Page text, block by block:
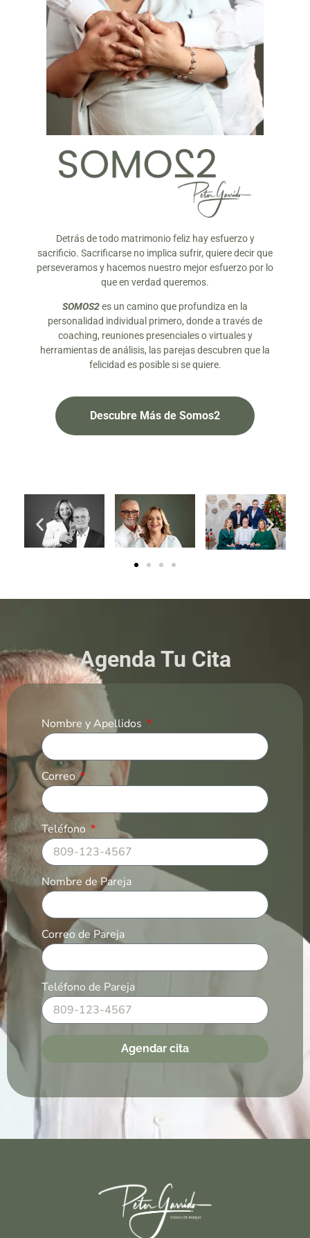
Detrás de todo matrimonio feliz hay esfuerzo y
sacrificio. Sacrificarse no implica sufrir, quiere decir que
perseveramos y hacemos nuestro mejor esfuerzo por lo
que en verdad queremos.
SOMOS2es un camino que profundiza en la
personalidad individual primero, donde a través de
coaching, reuniones presenciales o virtuales y
herramientas de análisis, las parejas descubren que la
felicidad es posible si se quiere.
Descubre Más de Somos2
Agenda Tu Cita
Nombre y Apellidos
Correo
Teléfono
Nombre de Pareja
Correo de Pareja
Teléfono de Pareja
Agendar cita